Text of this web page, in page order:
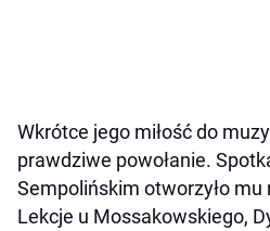
Wkrótce jego miłość do
prawdziwe powołanie.
Sempolińskim otworzyło
Lekcje u Mossakowskiego,